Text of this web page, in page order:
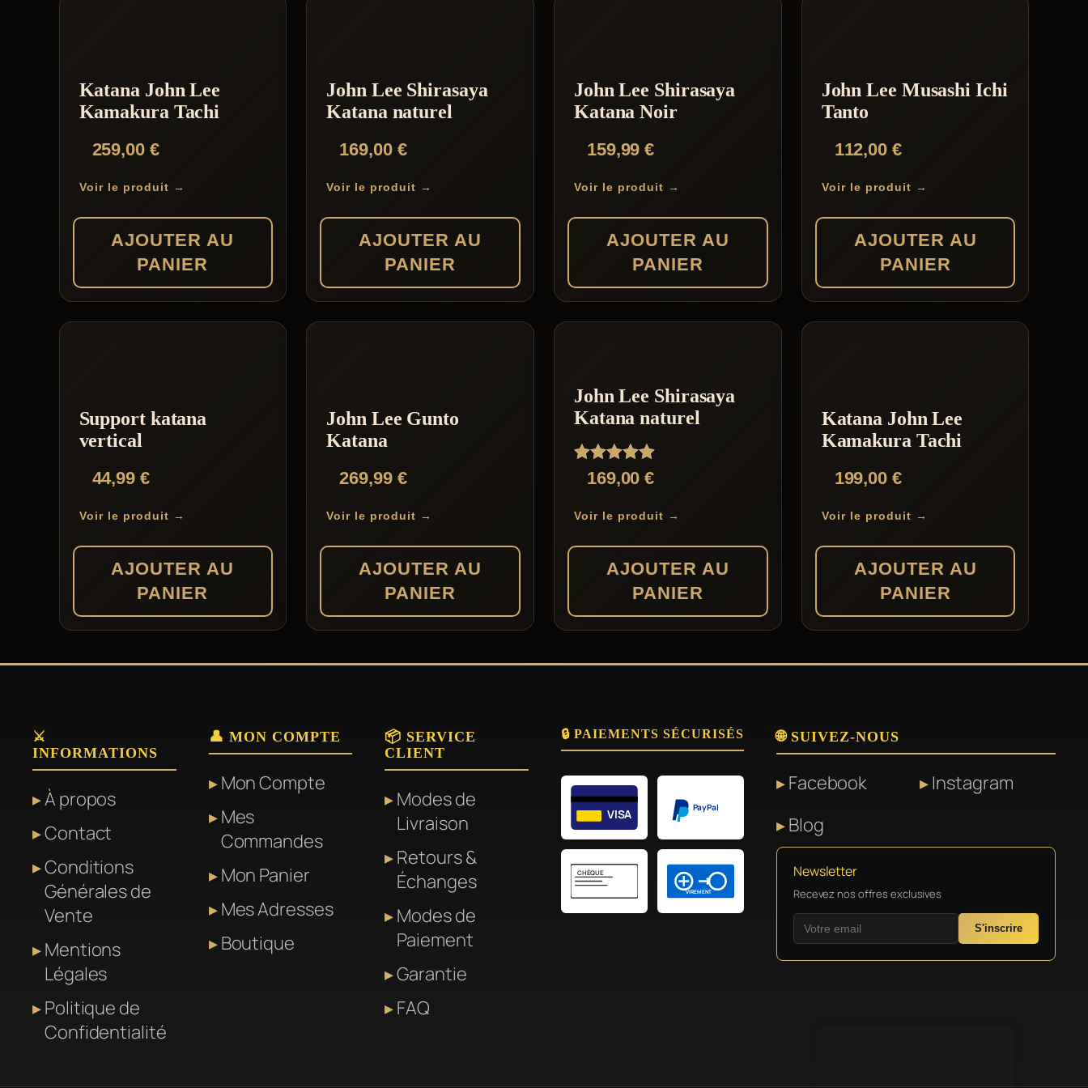
Katana John Lee
Kamakura Tachi
259,00 €
Voir le produit →
AJOUTER AU
PANIER
John Lee Shirasaya
Katana naturel
169,00 €
Voir le produit →
AJOUTER AU
PANIER
John Lee Shirasaya
Katana Noir
159,99€
Voir le produit →
AJOUTER AU
PANIER
John Lee Musashi Ichi
Tanto
112,00 €
Voir le produit →
AJOUTER AU
PANIER
Support katana
vertical
44,99 €
Voir le produit →
AJOUTER AU
PANIER
John Lee Gunto
Katana
269,99 €
Voir le produit →
AJOUTER AU
PANIER
John Lee Shirasaya
Katana naturel
Note
5.00
169,00€
Voir le produit →
AJOUTER AU
PANIER
Katana John Lee
Kamakura Tachi
199,00 €
Voir le produit →
AJOUTER AU
PANIER
⚔️
INFORMATIONS
À propos
Contact
Conditions
Générales de
Vente
Mentions
Légales
Politique de
Confidentialité
👤 MON COMPTE
Mon Compte
Mes
Commandes
Mon Panier
Mes Adresses
Boutique
📦 SERVICE
CLIENT
Modes de
Livraison
Retours &
Échanges
Modes de
Paiement
Garantie
FAQ
🔒 PAIEMENTS SÉCURISÉS
VISA PayPal
CHÈQUE
VIREMENT
🌐 SUIVEZ-NOUS
Facebook
Instagram
Blog
Newsletter
Recevez nos offres exclusives
S'inscrire